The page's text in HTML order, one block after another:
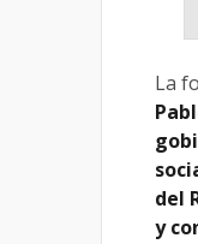
La
del
y